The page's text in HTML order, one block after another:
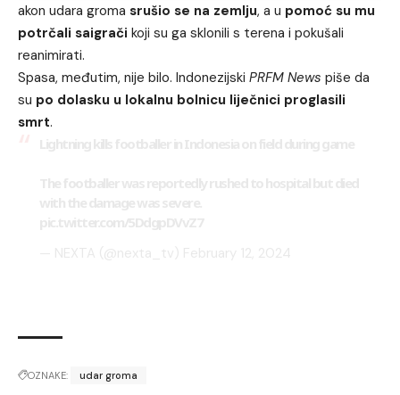
akon udara groma srušio se na zemlju, a u pomoć su mu
potrčali saigrači koji su ga sklonili s terena i pokušali
reanimirati.
Spasa, međutim, nije bilo. Indonezijski PRFM News piše da
su po dolasku u lokalnu bolnicu liječnici proglasili
smrt.
OZNAKE: udar groma